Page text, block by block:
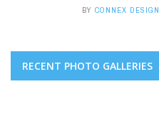
BY CONNEX DESIGN
RECENT PHOTO GALLERIES